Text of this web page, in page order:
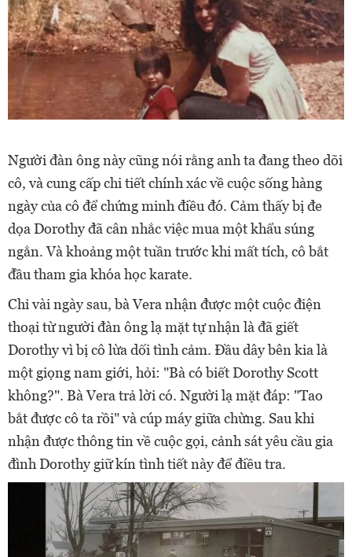
Người đàn ông này cũng nói rằng anh ta đang theo dõi
cô, và cung cấp chi tiết chính xác về cuộc sống hàng
ngày của cô để chứng minh điều đó. Cảm thấy bị đe
dọa Dorothy đã cân nhắc việc mua một khẩu súng
ngắn. Và khoảng một tuần trước khi mất tích, cô bắt
đầu tham gia khóa học karate.
Chỉ vài ngày sau, bà Vera nhận được một cuộc điện
thoại từ người đàn ông lạ mặt tự nhận là đã giết
Dorothy vì bị cô lừa dối tình cảm. Đầu dây bên kia là
một giọng nam giới, hỏi: "Bà có biết Dorothy Scott
không?". Bà Vera trả lời có. Người lạ mặt đáp: "Tao
bắt được cô ta rồi" và cúp máy giữa chừng. Sau khi
nhận được thông tin về cuộc gọi, cảnh sát yêu cầu gia
đình Dorothy giữ kín tình tiết này để điều tra.